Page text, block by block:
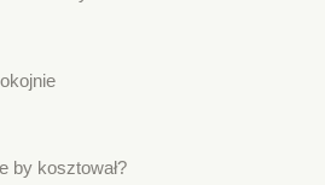
by kosztował?